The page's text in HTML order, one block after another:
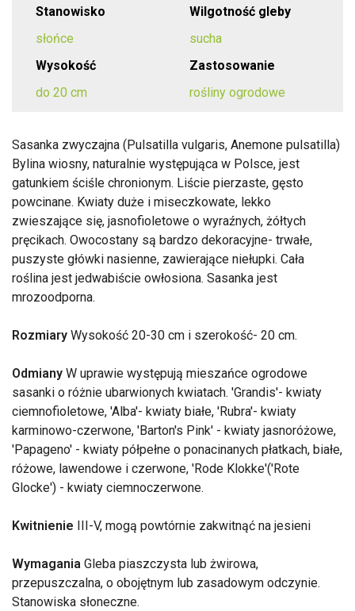
Stanowisko
słońce
Wilgotność gleby
sucha
Wysokość
do 20 cm
Zastosowanie
rośliny ogrodowe
Sasanka zwyczajna (Pulsatilla vulgaris, Anemone pulsatilla)
Bylina wiosny, naturalnie występująca w Polsce, jest
gatunkiem ściśle chronionym. Liście pierzaste, gęsto
powcinane. Kwiaty duże i miseczkowate, lekko
zwieszające się, jasnofioletowe o wyraźnych, żółtych
pręcikach. Owocostany są bardzo dekoracyjne- trwałe,
puszyste główki nasienne, zawierające niełupki. Cała
roślina jest jedwabiście owłosiona. Sasanka jest
mrozoodporna.
Rozmiary Wysokość 20-30 cm i szerokość- 20 cm.
Odmiany W uprawie występują mieszańce ogrodowe
sasanki o różnie ubarwionych kwiatach. 'Grandis'- kwiaty
ciemnofioletowe, 'Alba'- kwiaty białe, 'Rubra'- kwiaty
karminowo-czerwone, 'Barton's Pink' - kwiaty jasnoróżowe,
'Papageno' - kwiaty półpełne o ponacinanych płatkach, białe,
różowe, lawendowe i czerwone, 'Rode Klokke'('Rote
Glocke') - kwiaty ciemnoczerwone.
Kwitnienie III-V, mogą powtórnie zakwitnąć na jesieni
Wymagania Gleba piaszczysta lub żwirowa,
przepuszczalna, o obojętnym lub zasadowym odczynie.
Stanowiska słoneczne.